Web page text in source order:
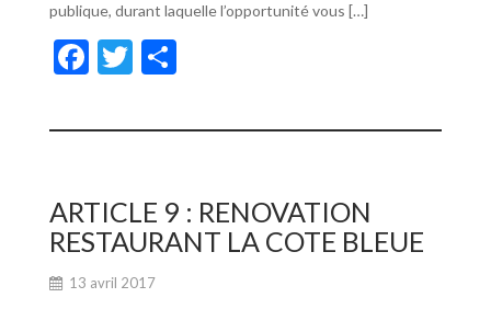
publique, durant laquelle l’opportunité vous […]
F
e
o
o
k
T
itt ta
er
ARTICLE 9 : RENOVATION
RESTAURANT LA COTE BLEUE
13 avril 2017